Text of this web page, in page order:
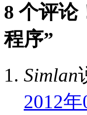
8 个评论
程序”
Simlan
2012